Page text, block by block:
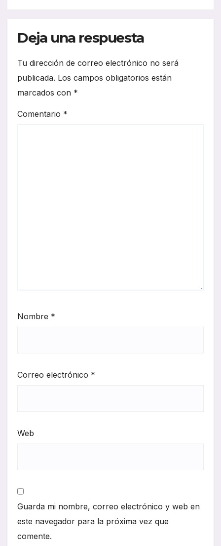
Deja una respuesta
Tu dirección de correo electrónico no será
publicada. Los campos obligatorios están
marcados con *
Comentario *
Nombre *
Correo electrónico *
Web
Guarda mi nombre, correo electrónico y web en
este navegador para la próxima vez que
comente.